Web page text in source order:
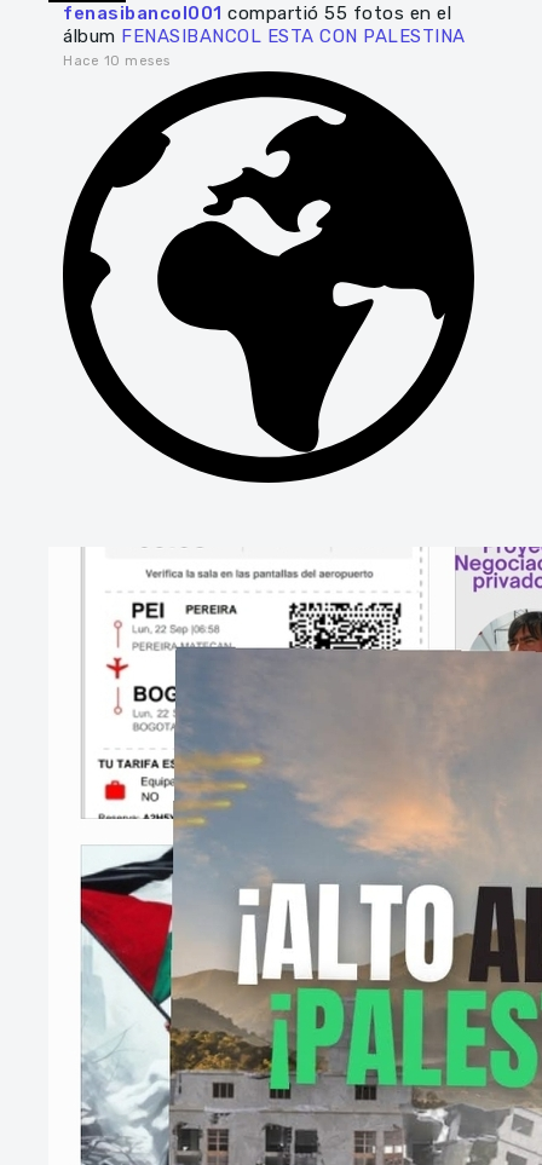
fenasibancol001 compartió 55 fotos en el
álbum FENASIBANCOL ESTA CON PALESTINA
Hace 10 meses